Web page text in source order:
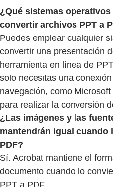
¿Qué sistemas
convertir archivos PPT a
Puedes emplear cualquier
convertir una presentación
herramienta en línea de
solo necesitas una
navegación, como
para realizar la conversión
¿Las imágenes y las
mantendrán igual cuando
PDF?
Sí. Acrobat mantiene el
documento cuando lo
PPT a PDF.